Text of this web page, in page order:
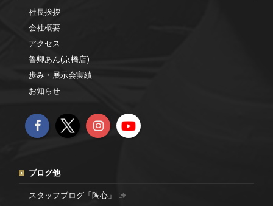
社長挨拶
会社概要
アクセス
魯卿あん(京橋店)
歩み・展示会実績
お知らせ
ブログ他
スタッフブログ「陶心」